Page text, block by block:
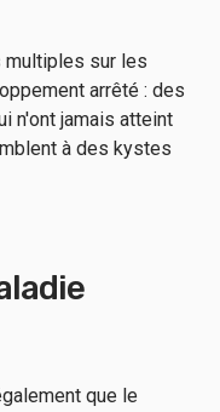
multiples sur les
arrêté : des
n'ont jamais atteint
à des kystes
que le